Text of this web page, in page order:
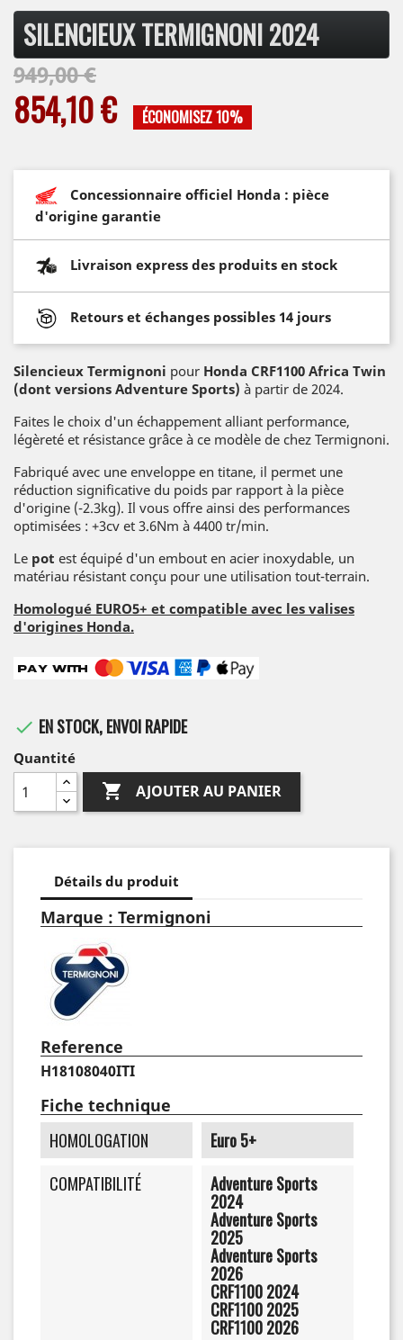
SILENCIEUX TERMIGNONI 2024
949,00 €
854,10 € ÉCONOMISEZ 10%
Concessionnaire officiel Honda : pièce
d'origine garantie
Livraison express des produits en stock
Retours et échanges possibles 14 jours
Silencieux Termignoni pour Honda CRF1100 Africa Twin
(dont versions Adventure Sports) à partir de 2024.
Faites le choix d'un échappement alliant performance,
légèreté et résistance grâce à ce modèle de chez Termignoni.
Fabriqué avec une enveloppe en titane, il permet une
réduction significative du poids par rapport à la pièce
d'origine (-2.3kg). Il vous offre ainsi des performances
optimisées : +3cv et 3.6Nm à 4400 tr/min.
Le pot est équipé d'un embout en acier inoxydable, un
matériau résistant conçu pour une utilisation tout-terrain.
Homologué EURO5+ et compatible avec les valises
d'origines Honda.
 EN STOCK, ENVOI RAPIDE
Quantité
 AJOUTER AU PANIER
Détails du produit
Marque : Termignoni
Reference
H18108040ITI
Fiche technique
HOMOLOGATION
Euro 5+
COMPATIBILITÉ
Adventure Sports
2024
Adventure Sports
2025
Adventure Sports
2026
CRF1100 2024
CRF1100 2025
CRF1100 2026